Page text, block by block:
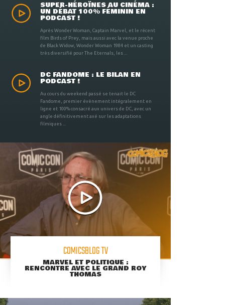
SUPER-HÉROÏNES AU CINÉMA :
UN DÉBAT 100% FÉMININ EN
PODCAST !
Après Wonder Woman, Captain Marvel, et le récent
film Birds of Prey, mais aussi avec la venue proche
de Black Widow, Wonder Woman 1984 et un casting
très diversifié pour The Eternals, les ...
DC FANDOME : LE BILAN EN
PODCAST !
Au cours du weekend passé se tenait le DC
Fandome, premier évènement intégralement en
ligne et 100% consacré aux univers de DC, avec un
angle définitivement axé sur les adaptations
filmiques ...
COMICSBLOG TV
MARVEL ET POLITIQUE :
RENCONTRE AVEC LE GRAND ROY
THOMAS